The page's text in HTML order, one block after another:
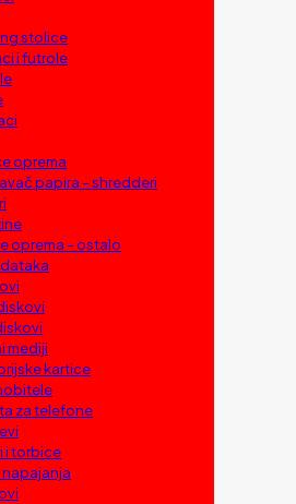
stolice
i futrole
oprema
papira – shredderi
oprema – ostalo
mediji
kartice
za telefone
i torbice